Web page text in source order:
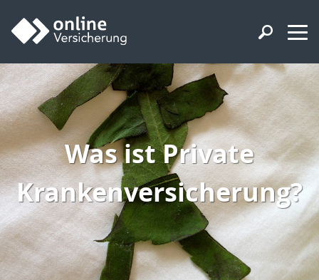
Was ist Private
Krankenversicherung?